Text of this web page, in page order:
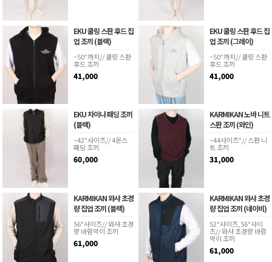
EKU 쿨링 스판 후드 집
업 조끼 (블랙)
~50"까지// 쿨링 스판
후드 조끼
41,000
EKU 쿨링 스판 후드 집
업 조끼 (그레이)
~50"까지// 쿨링 스판
후드 조끼
41,000
EKU 차이나 패딩 조끼
(블랙)
~42"사이즈// 4온스
패딩 조끼
60,000
KARMIKAN 노바 니트
스판 조끼 (와인)
~44사이즈"// 스판 니
트 조끼
31,000
KARMIKAN 와샤 초경
량 집업 조끼 (블랙)
56"사이즈// 와샤 초경
량 바람막이 조끼
61,000
KARMIKAN 와샤 초경
량 집업 조끼 (네이비)
52"사이즈,56"사이
즈// 와샤 초경량 바람
막이 조끼
61,000